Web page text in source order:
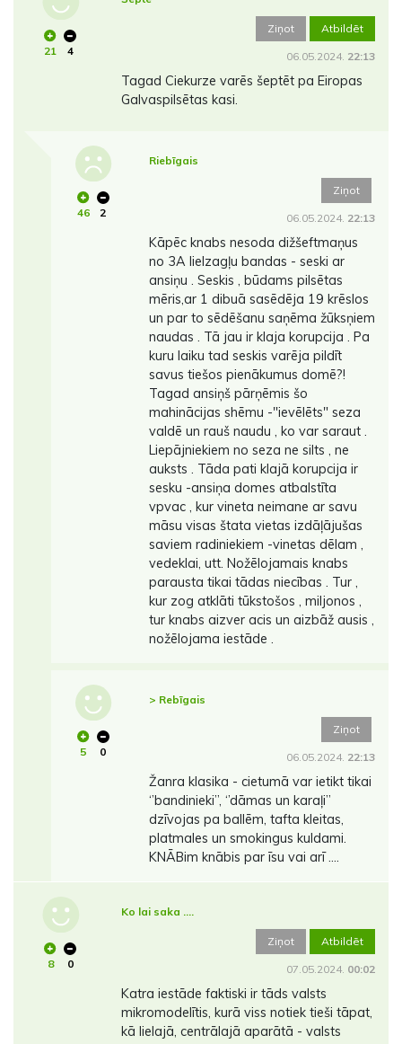
21 4
Ziņot Atbildēt
06.05.2024. 22:13
Tagad Ciekurze varēs šeptēt pa Eiropas
Galvaspilsētas kasi.
46 2
Riebīgais
Ziņot
06.05.2024. 22:13
Kāpēc knabs nesoda dižšeftmaņus
no 3A lielzagļu bandas - seski ar
ansiņu . Seskis , būdams pilsētas
mēris,ar 1 dibuā sasēdēja 19 krēslos
un par to sēdēšanu saņēma žūksņiem
naudas . Tā jau ir klaja korupcija . Pa
kuru laiku tad seskis varēja pildīt
savus tiešos pienākumus domē?!
Tagad ansiņš pārņēmis šo
mahinācijas shēmu -"ievēlēts" seza
valdē un rauš naudu , ko var saraut .
Liepājniekiem no seza ne silts , ne
auksts . Tāda pati klajā korupcija ir
sesku -ansiņa domes atbalstīta
vpvac , kur vineta neimane ar savu
māsu visas štata vietas izdāļājušas
saviem radiniekiem -vinetas dēlam ,
vedeklai, utt. Nožēlojamais knabs
parausta tikai tādas niecības . Tur ,
kur zog atklāti tūkstošos , miljonos ,
tur knabs aizver acis un aizbāž ausis ,
nožēlojama iestāde .
5 0
> Rebīgais
Ziņot
06.05.2024. 22:13
Žanra klasika - cietumā var ietikt tikai
‘’bandinieki’’, ‘’dāmas un karaļi’’
dzīvojas pa ballēm, tafta kleitas,
platmales un smokingus kuldami.
KNĀBim knābis par īsu vai arī ….
8 0
Ko lai saka ....
Ziņot Atbildēt
07.05.2024. 00:02
Katra iestāde faktiski ir tāds valsts
mikromodelītis, kurā viss notiek tieši tāpat,
kā lielajā, centrālajā aparātā - valsts